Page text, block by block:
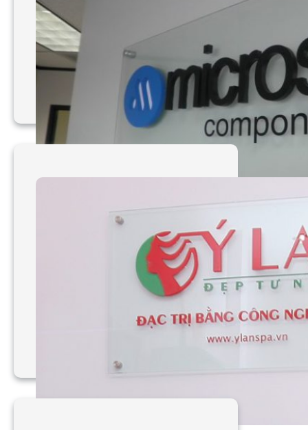
Mẫu bảng hiệu Mica 021
– 030
Mẫu bảng hiệu Mica 031